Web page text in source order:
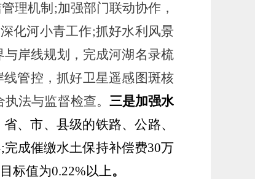
理机制 ;加强部门联动协作，
化河小青工作;抓好水利风景
与岸线规划，完成河湖名录梳
管控，抓好卫星遥感图斑核
法与监督检查。 三是加强水
、市、县级的铁路、公路、
成催缴水土保持补偿费30万
标值为0.22%以上。